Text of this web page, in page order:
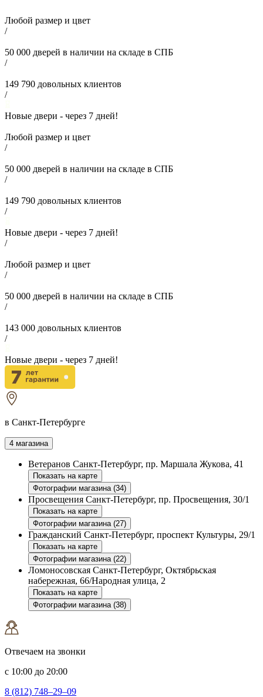
Любой размер и цвет
/
50 000 дверей в наличии на складе в СПБ
/
149 790 довольных клиентов
/
Новые двери - через 7 дней!
Любой размер и цвет
/
50 000 дверей в наличии на складе в СПБ
/
149 790 довольных клиентов
/
Новые двери - через 7 дней!
/
Любой размер и цвет
/
50 000 дверей в наличии на складе в СПБ
/
143 000 довольных клиентов
/
Новые двери - через 7 дней!
в Санкт-Петербурге
4 магазина
Ветеранов Санкт-Петербург, пр. Маршала Жукова, 41
Показать на карте
Фотографии магазина (34)
Просвещения Санкт-Петербург, пр. Просвещения, 30/1
Показать на карте
Фотографии магазина (27)
Гражданский Санкт-Петербург, проспект Культуры, 29/1
Показать на карте
Фотографии магазина (22)
Ломоносовская Санкт-Петербург, Октябрьская
набережная, 66/Народная улица, 2
Показать на карте
Фотографии магазина (38)
Отвечаем на звонки
с 10:00 до 20:00
8 (812) 748–29–09